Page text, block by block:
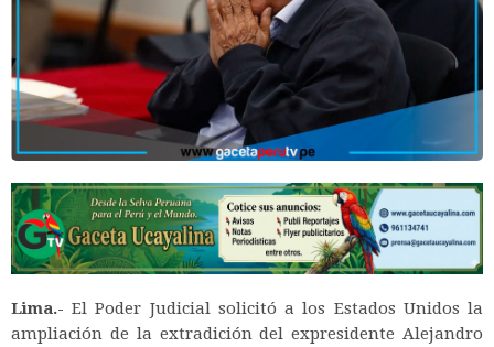
Lima.- El Poder Judicial solicitó a los Estados Unidos la
ampliación de la extradición del expresidente Alejandro